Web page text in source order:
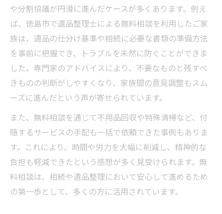
や分割協議が円滑に進んだケースが多くあります。例え
ば、徳島市で遺品整理士による無料相談を利用したご家
族は、遺品の仕分け基準や相続に必要な書類の準備方法
を事前に把握でき、トラブルを未然に防ぐことができま
した。専門家のアドバイスにより、不要なものと残すべ
きものの判断がしやすくなり、家族間の意見調整もスム
ーズに進んだという声が寄せられています。
また、無料相談を通じて不用品回収や特殊清掃など、付
随するサービスの手配も一括で依頼できた事例もありま
す。これにより、時間や労力を大幅に削減し、精神的な
負担も軽減できたという感想が多く見受けられます。無
料相談は、相続や遺品整理において安心して進めるため
の第一歩として、多くの方に活用されています。